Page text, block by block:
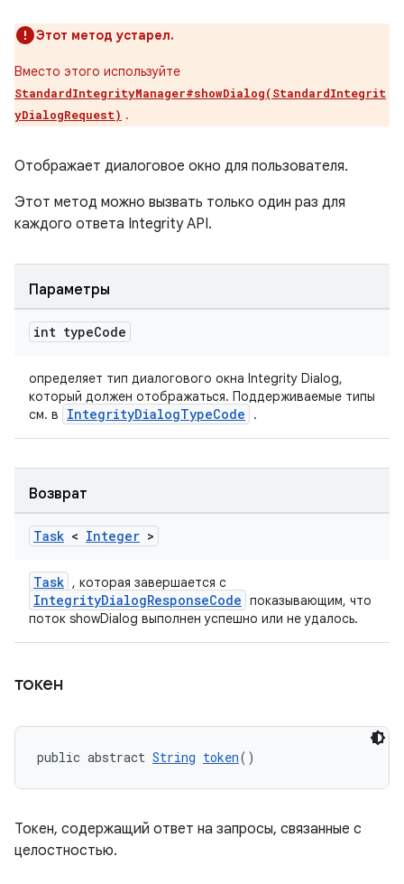
Этот метод устарел.
Вместо этого используйте
StandardIntegrityManager#showDialog(StandardIntegrit
yDialogRequest) .
Отображает диалоговое окно для пользователя.
Этот метод можно вызвать только один раз для
каждого ответа Integrity API.
Параметры
int typeCode
определяет тип диалогового окна Integrity Dialog,
который должен отображаться. Поддерживаемые типы
см. в
IntegrityDialogTypeCode .
Возврат
Task < Integer >
Task , которая завершается с
IntegrityDialogResponseCode показывающим, что
поток showDialog выполнен успешно или не удалось.
токен
public abstract String token()
Токен, содержащий ответ на запросы, связанные с
целостностью.